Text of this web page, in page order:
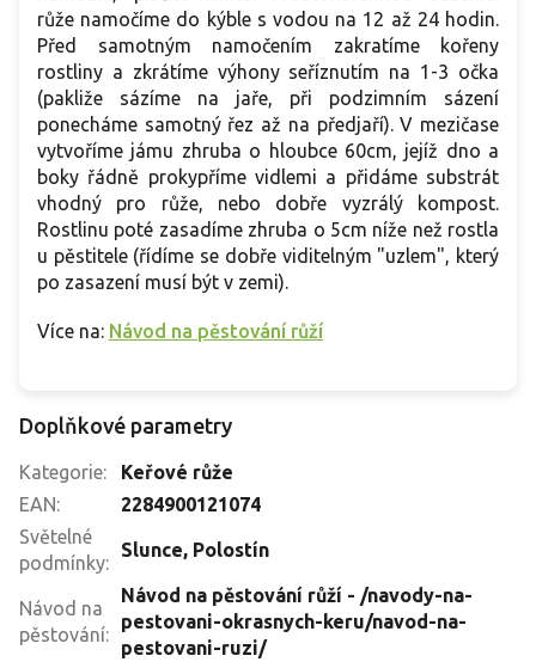
růže namočíme do kýble s vodou na 12 až 24 hodin.
Před samotným namočením zakratíme kořeny
rostliny a zkrátíme výhony seříznutím na 1-3 očka
(pakliže sázíme na jaře, při podzimním sázení
ponecháme samotný řez až na předjaří). V mezičase
vytvoříme jámu zhruba o hloubce 60cm, jejíž dno a
boky řádně prokypříme vidlemi a přidáme substrát
vhodný pro růže, nebo dobře vyzrálý kompost.
Rostlinu poté zasadíme zhruba o 5cm níže než rostla
u pěstitele (řídíme se dobře viditelným "uzlem", který
po zasazení musí být v zemi).
Více na: Návod na pěstování růží
Doplňkové parametry
Kategorie:
Keřové růže
EAN:
2284900121074
Světelné
podmínky:
Slunce, Polostín
Návod na
pěstování:
Návod na pěstování růží - /navody-na-
pestovani-okrasnych-keru/navod-na-
pestovani-ruzi/